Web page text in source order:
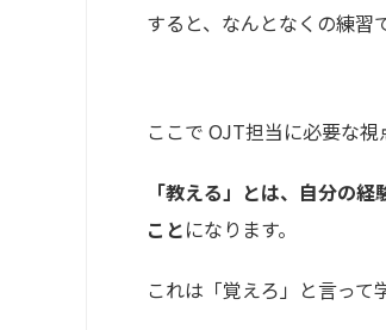
すると、なんとなくの練習
ここで OJT担当に必要な視
「教える」とは、自分の
ことになります。
これは「覚えろ」と言って